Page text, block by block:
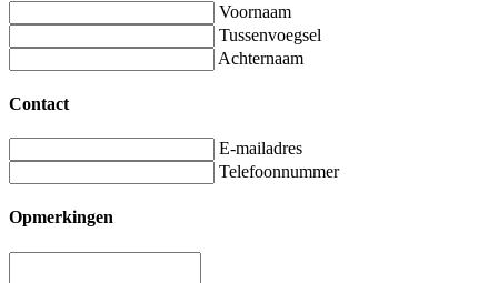
Voornaam
Tussenvoegsel
Achternaam
Contact
E-mailadres
Telefoonnummer
Opmerkingen